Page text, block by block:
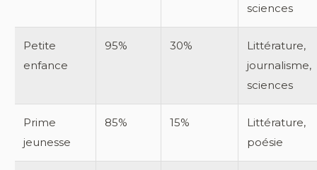
sciences
Petite
enfance
95% 30%
Littérature,
journalisme,
sciences
Prime
jeunesse
85% 15%
Littérature,
poésie